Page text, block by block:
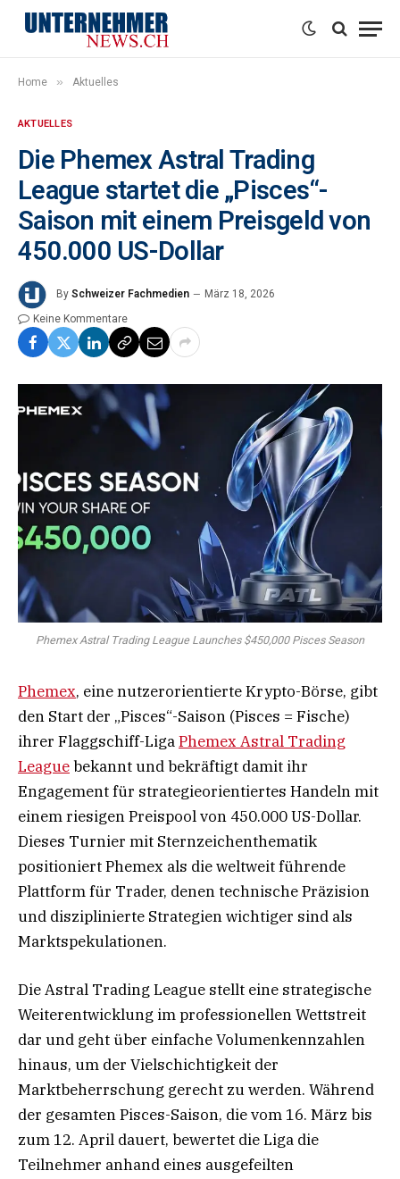
Home » Aktuelles
AKTUELLES
Die Phemex Astral Trading
League startet die „Pisces“-
Saison mit einem Preisgeld von
450.000 US-Dollar
By Schweizer Fachmedien
März 18, 2026
Keine Kommentare
Phemex Astral Trading League Launches $450,000 Pisces Season
Phemex, eine nutzerorientierte Krypto-Börse, gibt
den Start der „Pisces“-Saison (Pisces = Fische)
ihrer Flaggschiff-LigaPhemex Astral Trading
Leaguebekannt und bekräftigt damit ihr
Engagement für strategieorientiertes Handeln mit
einem riesigen Preispool von 450.000 US-Dollar.
Dieses Turnier mit Sternzeichenthematik
positioniert Phemex als die weltweit führende
Plattform für Trader, denen technische Präzision
und disziplinierte Strategien wichtiger sind als
Marktspekulationen.
Die Astral Trading League stellt eine strategische
Weiterentwicklung im professionellen Wettstreit
dar und geht über einfache Volumenkennzahlen
hinaus, um der Vielschichtigkeit der
Marktbeherrschung gerecht zu werden. Während
der gesamten Pisces-Saison, die vom 16. März bis
zum 12. April dauert, bewertet die Liga die
Teilnehmer anhand eines ausgefeilten